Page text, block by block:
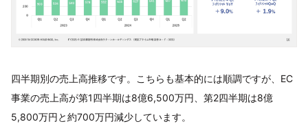
四半期別の売上高推移です。こちらも基本的には順調ですが、EC
事業の売上高が第1四半期は8億6,500万円、第2四半期は8億
5,800万円と約700万円減少しています。